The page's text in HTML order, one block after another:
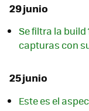
29 junio
Se filtra la build
capturas con
25 junio
Este es el